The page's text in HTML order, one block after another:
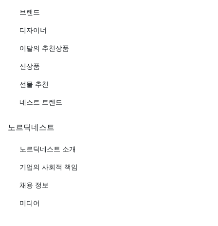
브랜드
디자이너
이달의 추천상품
신상품
선물 추천
네스트 트렌드
노르딕네스트
노르딕네스트 소개
기업의 사회적 책임
채용 정보
미디어